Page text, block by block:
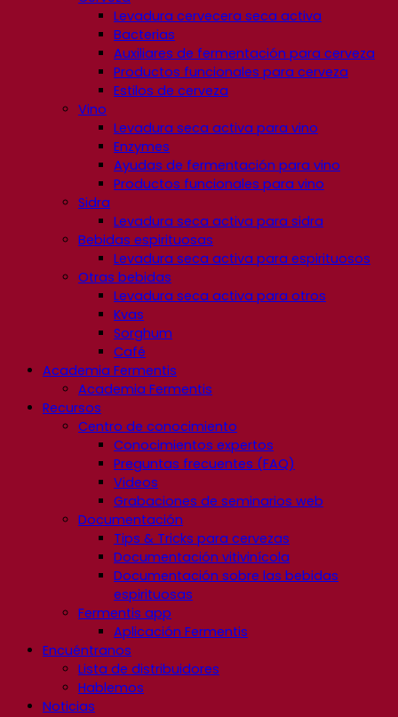
Levadura cervecera seca activa
Bacterias
Auxiliares de fermentación para cerveza
Productos funcionales para cerveza
Estilos de cerveza
Vino
Levadura seca activa para vino
Enzymes
Ayudas de fermentación para vino
Productos funcionales para vino
Sidra
Levadura seca activa para sidra
Bebidas espirituosas
Levadura seca activa para espirituosos
Otras bebidas
Levadura seca activa para otros
Kvas
Sorghum
Café
Academia Fermentis
Academia Fermentis
Recursos
Centro de conocimiento
Conocimientos expertos
Preguntas frecuentes (FAQ)
Videos
Grabaciones de seminarios web
Documentación
Tips & Tricks para cervezas
Documentación vitivinícola
Documentación sobre las bebidas
espirituosas
Fermentis app
Aplicación Fermentis
Encuéntranos
Lista de distribuidores
Hablemos
Noticias